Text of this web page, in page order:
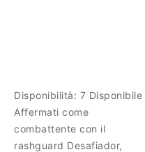
Disponibilità: 7 Disponibile
Affermati come
combattente con il
rashguard Desafiador,